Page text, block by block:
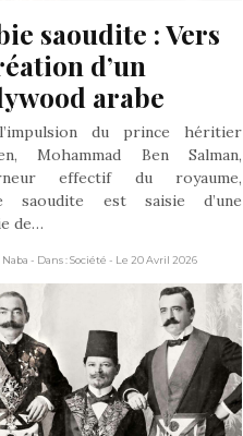
saoudite : Vers
d’un
arabe
du prince héritier
Mohammad Ben Salman,
effectif du royaume,
saoudite est saisie d’une
de…
Naba - Dans : Société - Le 20 Avril 2026